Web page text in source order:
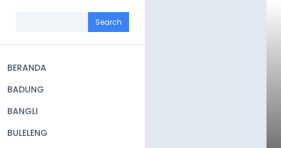
navigation
BERANDA
BADUNG
BANGLI
BULELENG